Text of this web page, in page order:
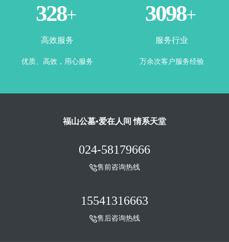
365+
高效服务
优质、高效，用心服务
3500+
服务行业
万余次客户服务经验
福山公墓•爱在人间 情系天堂
024-58179666
售前咨询热线
15541316663
售后咨询热线